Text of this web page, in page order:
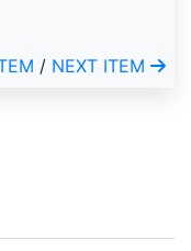
/ NEXT ITEM